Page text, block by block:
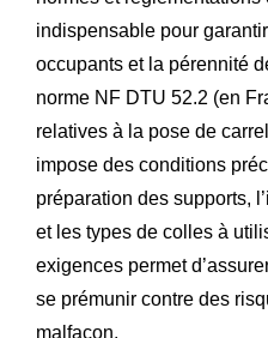
indispensable pour
occupants et la pérennité
norme NF DTU 52.2 (en
relatives à la pose de
impose des conditions
préparation des supports,
et les types de colles à
exigences permet
se prémunir contre des
malfaçon.